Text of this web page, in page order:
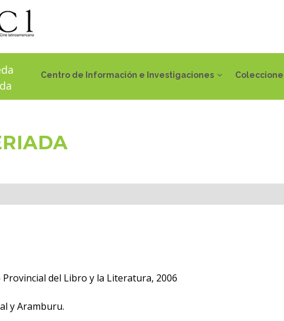
Centro de Información e Investigaciones
Provincial del Libro y la Literatura, 2006
y Aramburu.